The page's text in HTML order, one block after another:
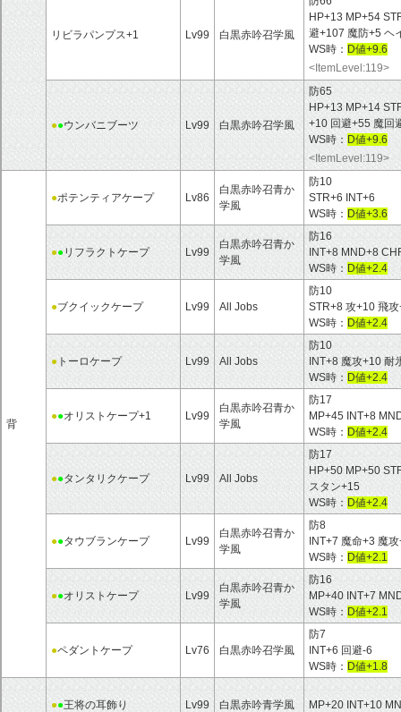
リビラパンプス+1 Lv99 白黒赤吟召学風
HP+13 MP+54
避+107 魔防+5 ヘ
WS時： D値+9.6
<ItemLevel:119>
●●ウンバニブーツ Lv99 白黒赤吟召学風
防65
HP+13 MP+14
+10 回避+55 魔回
WS時： D値+9.6
<ItemLevel:119>
背
●ポテンティアケープ Lv86
白黒赤吟召青か
学風
防10
STR+6 INT+6
WS時： D値+3.6
●●リフラクトケープ Lv99
白黒赤吟召青か
学風
防16
INT+8 MND+8
WS時： D値+2.4
●ブクイックケープ Lv99 All Jobs
防10
STR+8 攻+10 飛
WS時： D値+2.4
● トーロケープ Lv99 All Jobs
防10
INT+8 魔攻+10
WS時： D値+2.4
●●オリストケープ+1 Lv99
白黒赤吟召青か
学風
防17
MP+45 INT+8
WS時： D値+2.4
●●タンタリクケープ Lv99 All Jobs
防17
HP+50 MP+50
スタン+15
WS時： D値+2.4
●●タウブランケープ Lv99
白黒赤吟召青か
学風
防8
INT+7 魔命+3 魔
WS時： D値+2.1
●●オリストケープ Lv99
白黒赤吟召青か
学風
防16
MP+40 INT+7
WS時： D値+2.1
●ペダントケープ Lv76 白黒赤吟召学風
防7
INT+6 回避-6
WS時： D値+1.8
●●王将の耳飾り Lv99 白黒赤吟青学風
MP+20 INT+10